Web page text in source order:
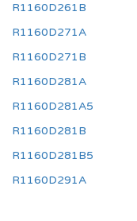
R1160D261B
R1160D271A
R1160D271B
R1160D281A
R1160D281A5
R1160D281B
R1160D281B5
R1160D291A